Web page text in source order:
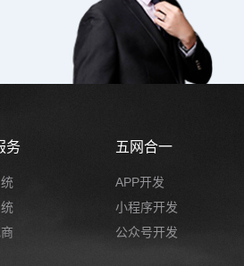
务 五网合一
APP开发
小程序开发
公众号开发